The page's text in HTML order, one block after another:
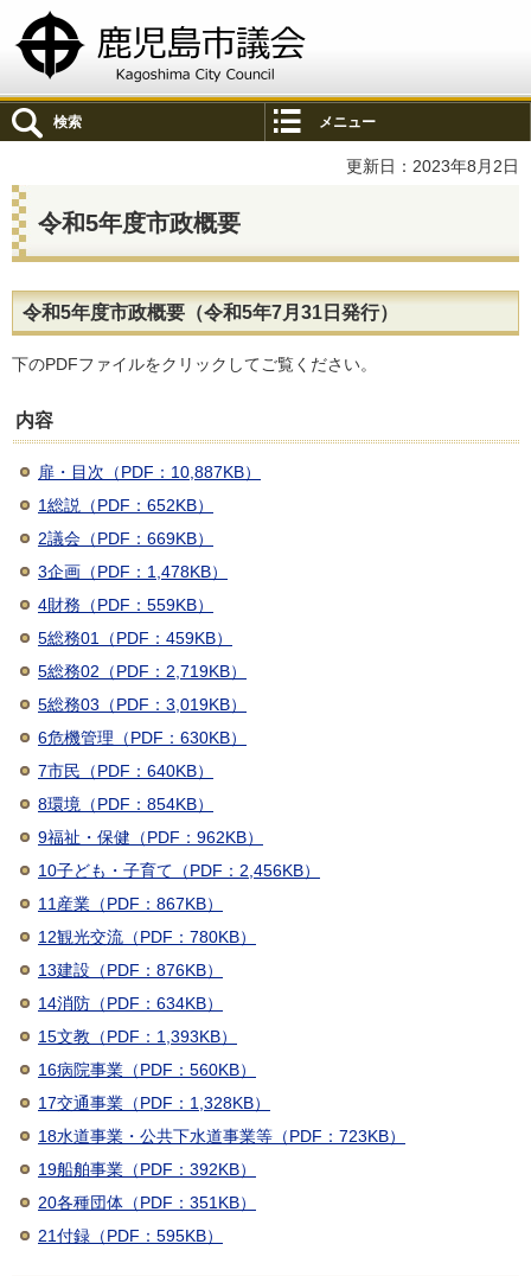
鹿児島市議会
検索 メニュー
更新日：2023年8月2日
令和5年度市政概要
令和5年度市政概要（令和5年7月31日発行）
下のPDFファイルをクリックしてご覧ください。
内容
扉・目次（PDF：10,887KB）
1総説（PDF：652KB）
2議会（PDF：669KB）
3企画（PDF：1,478KB）
4財務（PDF：559KB）
5総務01（PDF：459KB）
5総務02（PDF：2,719KB）
5総務03（PDF：3,019KB）
6危機管理（PDF：630KB）
7市民（PDF：640KB）
8環境（PDF：854KB）
9福祉・保健（PDF：962KB）
10子ども・子育て（PDF：2,456KB）
11産業（PDF：867KB）
12観光交流（PDF：780KB）
13建設（PDF：876KB）
14消防（PDF：634KB）
15文教（PDF：1,393KB）
16病院事業（PDF：560KB）
17交通事業（PDF：1,328KB）
18水道事業・公共下水道事業等（PDF：723KB）
19船舶事業（PDF：392KB）
20各種団体（PDF：351KB）
21付録（PDF：595KB）